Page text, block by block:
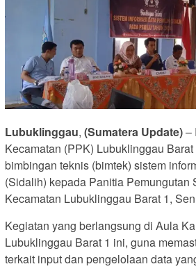
Lubuklinggau, (Sumatera Update)–
Kecamatan (PPK) Lubuklinggau
bimbingan teknis (bimtek) sistem
(Sidalih) kepada Panitia Pemungutan
Kecamatan Lubuklinggau Barat 1,
Kegiatan yang berlangsung di Aula
Lubuklinggau Barat 1 ini, guna
terkait input dan pengelolaan data